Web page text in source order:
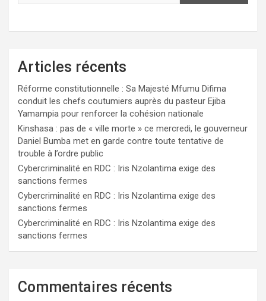
Articles récents
Réforme constitutionnelle : Sa Majesté Mfumu Difima
conduit les chefs coutumiers auprès du pasteur Ejiba
Yamampia pour renforcer la cohésion nationale
Kinshasa : pas de « ville morte » ce mercredi, le gouverneur
Daniel Bumba met en garde contre toute tentative de
trouble à l’ordre public
Cybercriminalité en RDC : Iris Nzolantima exige des
sanctions fermes
Cybercriminalité en RDC : Iris Nzolantima exige des
sanctions fermes
Cybercriminalité en RDC : Iris Nzolantima exige des
sanctions fermes
Commentaires récents